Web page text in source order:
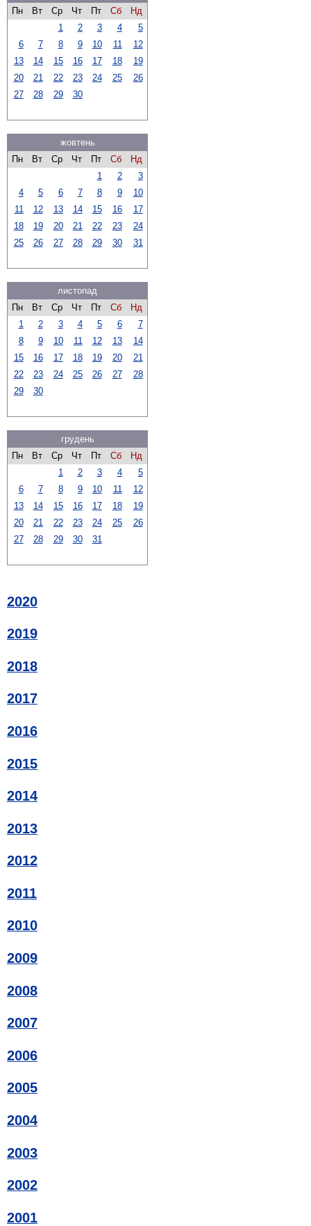
Пн
Вт Ср Чт Пт Сб
Нд
1
2 3 4
5
6
7 8 9 10 11
12
13
14 15 16 17 18
19
20
21 22 23 24 25
26
27
28 29 30
жовтень
Пн
Вт Ср Чт Пт Сб
Нд
1
2
3
4
5 6 7 8 9
10
11
12 13 14 15 16
17
18
19 20 21 22 23
24
25
26 27 28 29 30 31
листопад
Пн
Вт Ср Чт Пт Сб
Нд
1
2 3 4 5 6
7
8
9 10 11 12 13
14
15
16 17 18 19 20
21
22
23 24 25 26 27
28
29
30
грудень
Пн
Вт Ср Чт Пт Сб
Нд
1
2 3 4
5
6
7 8 9 10 11
12
13
14 15 16 17 18
19
20
21 22 23 24 25
26
27
28 29 30 31
2020
2019
2018
2017
2016
2015
2014
2013
2012
2011
2010
2009
2008
2007
2006
2005
2004
2003
2002
2001